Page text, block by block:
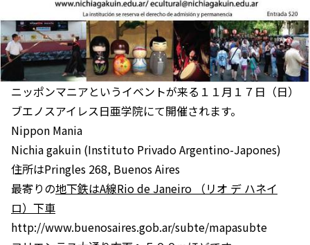
ニッポンマニアというイベントが来る１１月１７日（日）
ブエノスアイレス日亜学院にて開催されます。
Nippon Mania
Nichia gakuin (Instituto Privado Argentino-Japones)
住所はPringles 268, Buenos Aires
最寄りの地下鉄はA線Rio de Janeiro （リオ デ ハネイ
ロ）下車
http://www.buenosaires.gob.ar/subte/mapasubte